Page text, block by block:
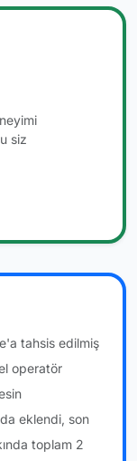
siz
tahsis edilmiş
operatör
eklendi, son
toplam 2